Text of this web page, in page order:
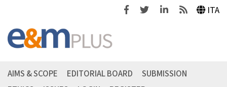
FacebookTwitterLinkedinFeeds ITA
AIMS & SCOPE EDITORIAL BOARD
SUBMISSION